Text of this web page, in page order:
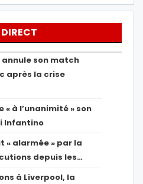
DIRECT
annule son match
après la crise
« à l’unanimité » son
Infantino
« alarmée » par la
depuis les…
à Liverpool, la